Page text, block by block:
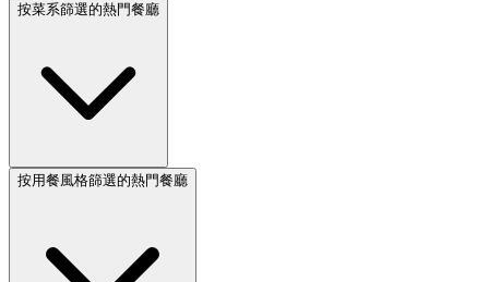
按菜系篩選的熱門餐廳
按用餐風格篩選的熱門餐廳